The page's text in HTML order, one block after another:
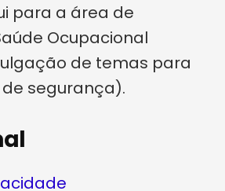
para a área de
Ocupacional
de temas para
segurança).